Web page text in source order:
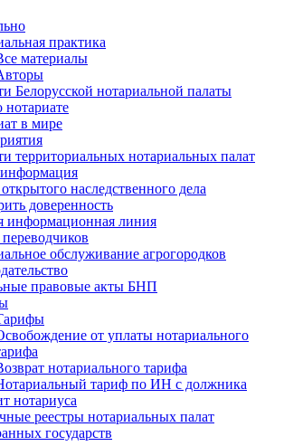
практика
материалы
Белорусской нотариальной палаты
в мире
территориальных нотариальных палат
наследственного дела
доверенность
информационная линия
переводчиков
обслуживание агрогородков
правовые акты БНП
от уплаты нотариального
нотариального тарифа
тариф по ИН с должника
нотариуса
реестры нотариальных палат
государств